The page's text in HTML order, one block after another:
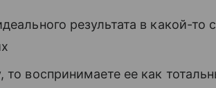
результата в какой-то
воспринимаете ее как